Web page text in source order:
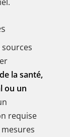
sources
la santé,
ou un
requise
mesures